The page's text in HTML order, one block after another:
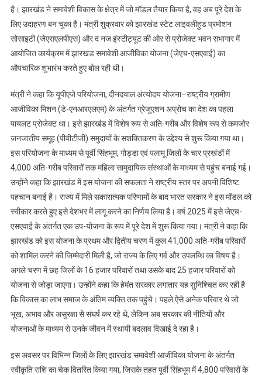
है। झारखंड ने समावेशी विकास के क्षेत्र में जो मॉडल तैयार किया है, वह अब पूरे देश के
लिए उदाहरण बन चुका है। मंत्री शुक्रवार को झारखंड स्टेट लाइवलीहुड प्रमोशन
सोसाइटी (जेएसएलपीएस) और द नज इंस्टीट्यूट की ओर से प्रोजेक्ट भवन सभागार में
आयोजित कार्यक्रम में झारखंड समावेशी आजीविका योजना (जेएच-एसएवाई) का
औपचारिक शुभारंभ करते हुए बोल रही थी।
मंत्री ने कहा कि यूपीएजे परियोजना, दीनदयाल अंत्योदय योजना–राष्ट्रीय ग्रामीण
आजीविका मिशन (डे-एनआरएलएम) के अंतर्गत ग्रेजुएशन अप्रोच का देश का पहला
पायलट प्रोजेक्ट था। इसे झारखंड में विशेष रूप से अति-गरीब और विशेष रूप से कमजोर
जनजातीय समूह (पीवीटीजी) समुदायों के सशक्तिकरण के उद्देश्य से शुरू किया गया था।
इस परियोजना के माध्यम से पूर्वी सिंहभूम, गोड्डा एवं पलामू जिलों के चार प्रखंडों में
4,000 अति-गरीब परिवारों तक महिला सामुदायिक संस्थाओं के माध्यम से पहुंच बनाई गई।
उन्होंने कहा कि झारखंड में इस योजना की सफलता ने राष्ट्रीय स्तर पर अपनी विशिष्ट
पहचान बनाई है। राज्य में मिले सकारात्मक परिणामों के बाद भारत सरकार ने इस मॉडल को
स्वीकार करते हुए इसे देशभर में लागू करने का निर्णय लिया है। वर्ष 2025 में इसे जेएच-
एसएवाई के अंतर्गत एक उप-योजना के रूप में पूरे देश में शुरू किया गया। मंत्री ने कहा कि
झारखंड को इस योजना के प्रथम और द्वितीय चरण में कुल 41,000 अति-गरीब परिवारों
को शामिल करने की जिम्मेदारी मिली है, जो राज्य के लिए गर्व और उपलब्धि का विषय है।
अगले चरण में छह जिलों के 16 हजार परिवारों तथा उसके बाद 25 हजार परिवारों को
योजना से जोड़ा जाएगा। उन्होंने कहा कि हेमंत सरकार लगातार यह सुनिश्चित कर रही है
कि विकास का लाभ समाज के अंतिम व्यक्ति तक पहुंचे। पहले ऐसे अनेक परिवार थे जो
भूख, अभाव और असुरक्षा से संघर्ष कर रहे थे, लेकिन अब सरकार की नीतियों और
योजनाओं के माध्यम से उनके जीवन में स्थायी बदलाव दिखाई दे रहा है।
इस अवसर पर विभिन्न जिलों के लिए झारखंड समावेशी आजीविका योजना के अंतर्गत
स्वीकृति राशि का चेक वितरित किया गया, जिसके तहत पूर्वी सिंहभूम में 4,800 परिवारों के